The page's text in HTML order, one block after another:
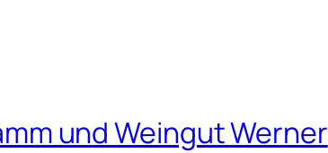
und Weingut Werner